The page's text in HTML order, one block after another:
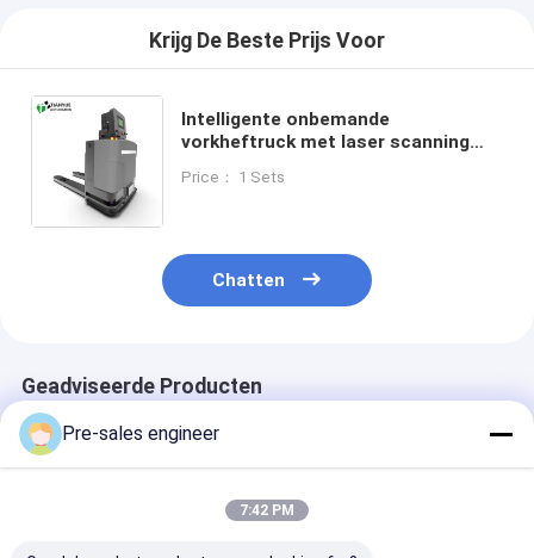
Krijg De Beste Prijs Voor
Intelligente onbemande
vorkheftruck met laser scanning
draaicirkel en 48V/23Ah batterij
Price： 1 Sets
Chatten
Geadviseerde Producten
Pre-sales engineer
7:42 PM